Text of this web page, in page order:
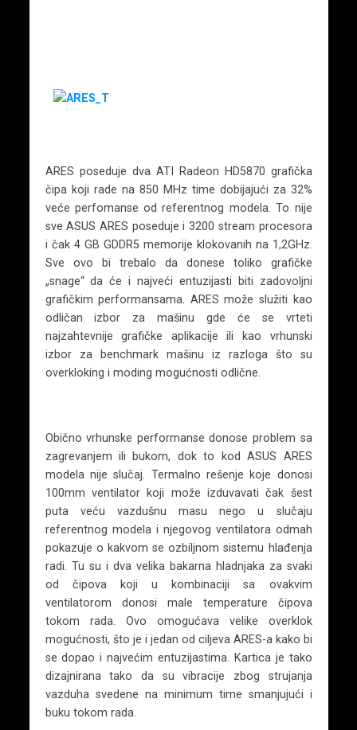
ARES poseduje dva ATI Radeon HD5870 grafička
čipa koji rade na 850 MHz time dobijajući za 32%
veće perfomanse od referentnog modela. To nije
sve ASUS ARES poseduje i 3200 stream procesora
i čak 4 GB GDDR5 memorije klokovanih na 1,2GHz.
Sve ovo bi trebalo da donese toliko grafičke
„snage“ da će i najveći entuzijasti biti zadovoljni
grafičkim performansama. ARES može služiti kao
odličan izbor za mašinu gde će se vrteti
najzahtevnije grafičke aplikacije ili kao vrhunski
izbor za benchmark mašinu iz razloga što su
overkloking i moding mogućnosti odlične.
Obično vrhunske performanse donose problem sa
zagrevanjem ili bukom, dok to kod ASUS ARES
modela nije slučaj. Termalno rešenje koje donosi
100mm ventilator koji može izduvavati čak šest
puta veću vazdušnu masu nego u slučaju
referentnog modela i njegovog ventilatora odmah
pokazuje o kakvom se ozbiljnom sistemu hlađenja
radi. Tu su i dva velika bakarna hladnjaka za svaki
od čipova koji u kombinaciji sa ovakvim
ventilatorom donosi male temperature čipova
tokom rada. Ovo omogućava velike overklok
mogućnosti, što je i jedan od ciljeva ARES-a kako bi
se dopao i najvećim entuzijastima. Kartica je tako
dizajnirana tako da su vibracije zbog strujanja
vazduha svedene na minimum time smanjujući i
buku tokom rada.